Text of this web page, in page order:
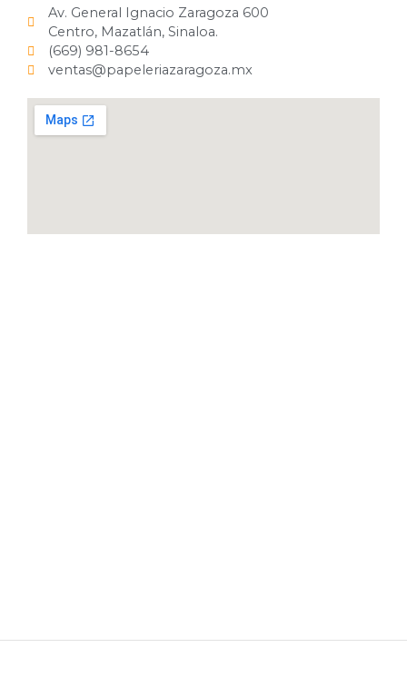
Av. General Ignacio Zaragoza 600
Centro, Mazatlán, Sinaloa.
(669) 981-8654
ventas@papeleriazaragoza.mx